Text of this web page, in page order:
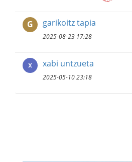
G garikoitz tapia
2025-08-23 17:28
xabi untzueta
2025-05-10 23:18